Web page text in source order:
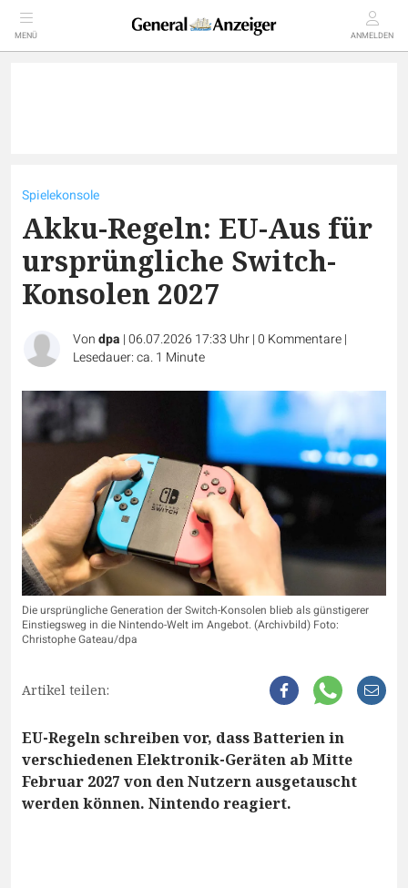
MENÜ ANMELDEN
Spielekonsole
Akku-Regeln: EU-Aus für
ursprüngliche Switch-
Konsolen 2027
Vondpa |06.07.2026 17:33 Uhr|0 Kommentare|
Lesedauer: ca. 1 Minute
Die ursprüngliche Generation der Switch-Konsolen blieb als günstigerer
Einstiegsweg in die Nintendo-Welt im Angebot. (Archivbild) Foto:
Christophe Gateau/dpa
Artikel teilen:
EU-Regeln schreiben vor, dass Batterien in
verschiedenen Elektronik-Geräten ab Mitte
Februar 2027 von den Nutzern ausgetauscht
werden können. Nintendo reagiert.